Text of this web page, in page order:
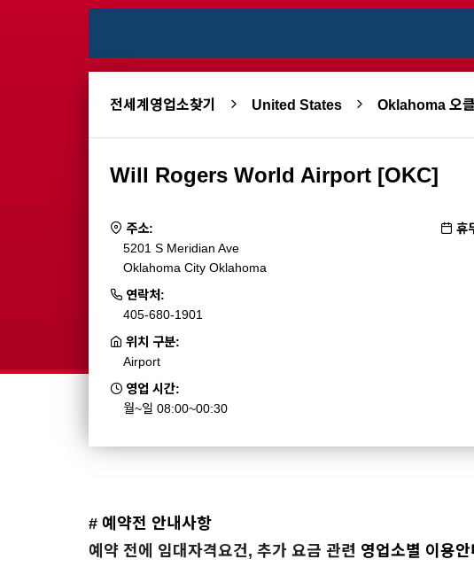
전세계영업소찾기 United States Oklahoma 오
Will Rogers World Airport [OKC]
주소:
5201 S Meridian Ave
Oklahoma City Oklahoma
연락처:
405-680-1901
위치 구분:
Airport
영업 시간:
월~일 08:00~00:30
휴
# 예약전 안내사항
예약 전에 임대자격요건, 추가 요금 관련 영업소별 이용안